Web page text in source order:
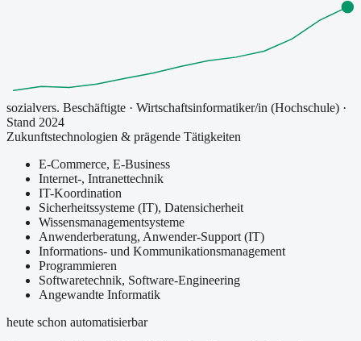
sozialvers. Beschäftigte · Wirtschaftsinformatiker/in (Hochschule) ·
Stand 2024
Zukunftstechnologien & prägende Tätigkeiten
E-Commerce, E-Business
Internet-, Intranettechnik
IT-Koordination
Sicherheitssysteme (IT), Datensicherheit
Wissensmanagementsysteme
Anwenderberatung, Anwender-Support (IT)
Informations- und Kommunikationsmanagement
Programmieren
Softwaretechnik, Software-Engineering
Angewandte Informatik
heute schon automatisierbar